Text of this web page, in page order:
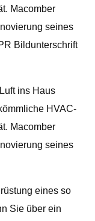
Macomber
seines
Bildunterschrift
ins Haus
HVAC-
Macomber
seines
eines so
Sie über ein